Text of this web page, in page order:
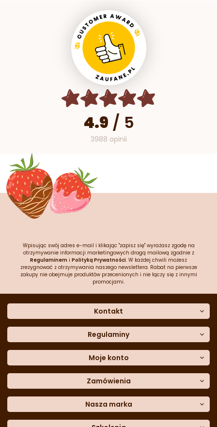
4.9 / 5
3988 opinii
Wpisując swój adres e-mail i klikając "zapisz się" wyrażasz zgodę na
otrzymywanie informacji marketingowych drogą mailową zgodnie z
Regulaminem i Polityką Prywatności. W każdej chwili możesz
zrezygnować z otrzymywania naszego newslettera. Rabat na pierwsze
zakupy nie obejmuje produktów przecenionych i nie łączy się z innymi
promocjami.
Kontakt
Dane kontaktowe
Często zadawane pytania
Sklep stacjonarny
Formularz kontaktowy
Blog
telefon:601 767 272
Regulaminy
Polityka prywatności
Polityka cookies
Polityka reklamacji
Polityka zwrotów
Dostępność cyfrowa
Moje konto
Moje dane
Historia zamówień
Lista ulubionych
Moje rabaty
Zamówienia
Metody płatności
Dane do przelewu
Formularzreklamacji
Nasza marka